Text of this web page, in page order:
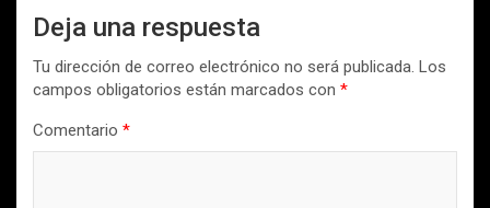
Deja una respuesta
Tu dirección de correo electrónico no será publicada. Los
campos obligatorios están marcados con *
Comentario *